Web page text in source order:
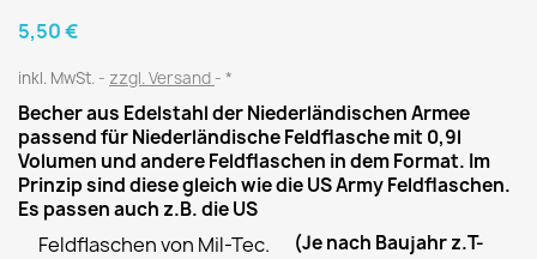
5,50 €
inkl. MwSt. zzgl. Versand *
Becher aus Edelstahl der Niederländischen Armee
passend für Niederländische Feldflasche mit 0,9l
Volumen und andere Feldflaschen in dem Format. Im
Prinzip sind diese gleich wie die US Army Feldflaschen.
Es passen auch z.B. die US
Feldflaschen von Mil-Tec.
(Je nach Baujahr z.T-